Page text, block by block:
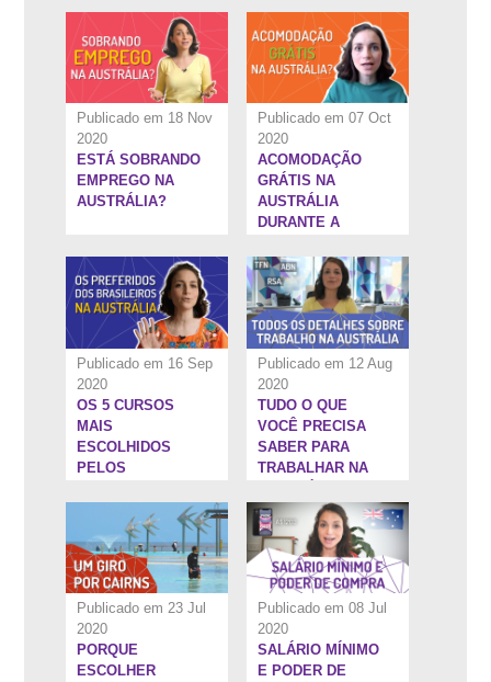
Publicado em 18 Nov
2020
ESTÁ SOBRANDO
EMPREGO NA
AUSTRÁLIA?
Publicado em 07 Oct
2020
ACOMODAÇÃO
GRÁTIS NA
AUSTRÁLIA
DURANTE A
Publicado em 16 Sep
2020
OS 5 CURSOS
MAIS
ESCOLHIDOS
PELOS
Publicado em 12 Aug
2020
TUDO O QUE
VOCÊ PRECISA
SABER PARA
TRABALHAR NA
Publicado em 23 Jul
2020
PORQUE
ESCOLHER
Publicado em 08 Jul
2020
6:34''
SALÁRIO MÍNIMO
E PODER DE